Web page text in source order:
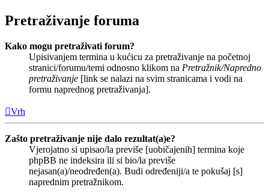
Pretraživanje foruma
Kako mogu pretraživati forum?
Upisivanjem termina u kućicu za pretraživanje na početnoj
stranici/forumu/temi odnosno klikom na Pretražnik/Napredno
pretraživanje [link se nalazi na svim stranicama i vodi na
formu naprednog pretraživanja].
Vrh
Zašto pretraživanje nije dalo rezultat(a)e?
Vjerojatno si upisao/la previše [uobičajenih] termina koje
phpBB ne indeksira ili si bio/la previše
nejasan(a)/neodređen(a). Budi određeniji/a te pokušaj [s]
naprednim pretražnikom.